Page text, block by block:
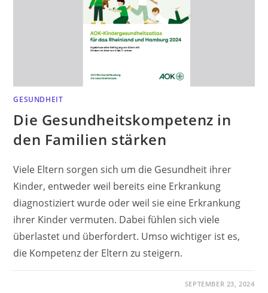
GESUNDHEIT
Die Gesundheitskompetenz in
den Familien stärken
Viele Eltern sorgen sich um die Gesundheit ihrer
Kinder, entweder weil bereits eine Erkrankung
diagnostiziert wurde oder weil sie eine Erkrankung
ihrer Kinder vermuten. Dabei fühlen sich viele
überlastet und überfordert. Umso wichtiger ist es,
die Kompetenz der Eltern zu steigern.
SEPTEMBER 23, 2024